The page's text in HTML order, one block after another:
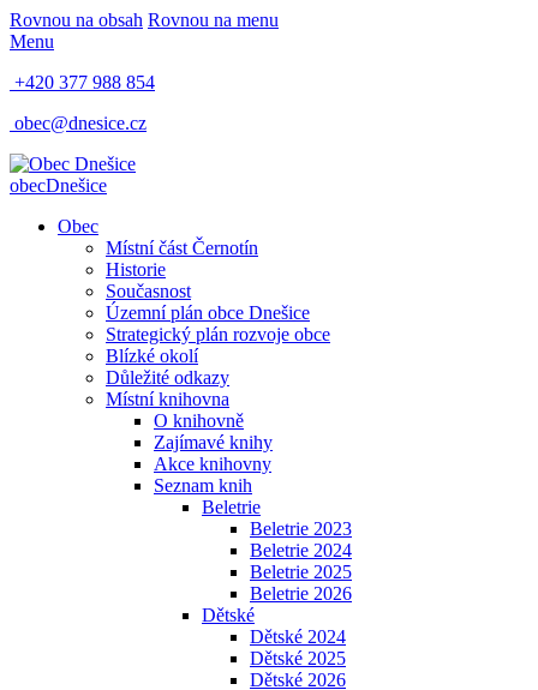
Rovnou na obsah Rovnou na menu
Menu
+420 377 988 854
obec@dnesice.cz
obecDnešice
Obec
Místní část Černotín
Historie
Současnost
Územní plán obce Dnešice
Strategický plán rozvoje obce
Blízké okolí
Důležité odkazy
Místní knihovna
O knihovně
Zajímavé knihy
Akce knihovny
Seznam knih
Beletrie
Beletrie 2023
Beletrie 2024
Beletrie 2025
Beletrie 2026
Dětské
Dětské 2024
Dětské 2025
Dětské 2026